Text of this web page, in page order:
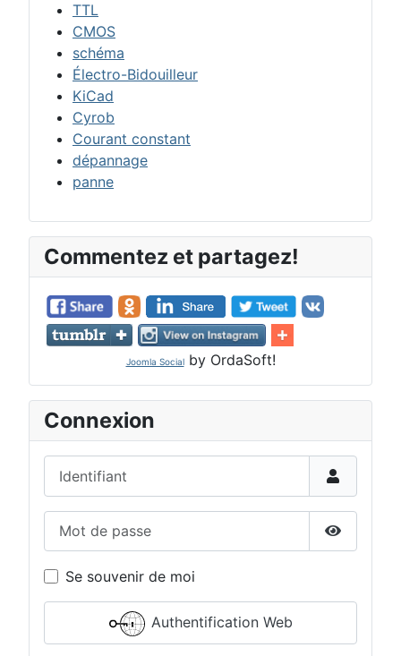
TTL
CMOS
schéma
Électro-Bidouilleur
KiCad
Cyrob
Courant constant
dépannage
panne
Commentez et partagez!
Joomla Socialby OrdaSoft!
Connexion
Afficher
Se souvenir de moi
Authentification Web